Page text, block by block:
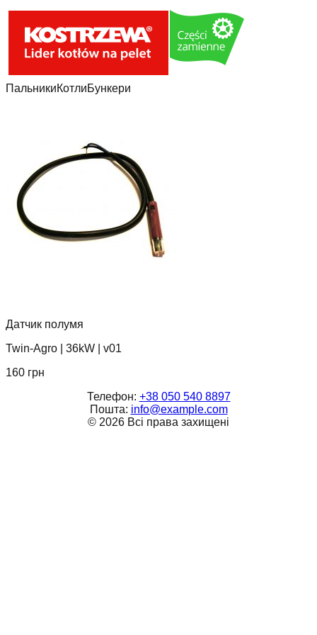
ПальникиКотлиБункери
Датчик полумя
Twin-Agro
36kW
v01
160 грн
Телефон: +38 050 540 8897
Пошта: info@example.com
© 2026 Всі права захищені